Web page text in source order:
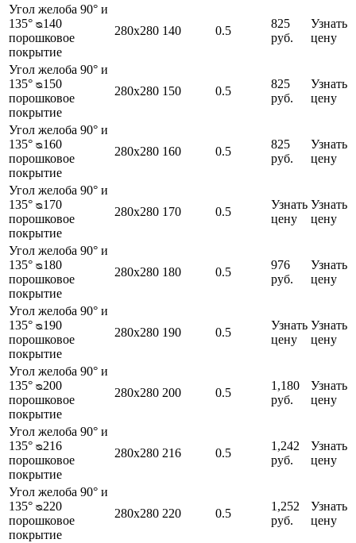
Угол желоба 90° и
135° ᴓ140
порошковое
покрытие
280х280 140 0.5
825
руб.
Узнать
цену
Угол желоба 90° и
135° ᴓ150
порошковое
покрытие
280х280 150 0.5
825
руб.
Узнать
цену
Угол желоба 90° и
135° ᴓ160
порошковое
покрытие
280х280 160 0.5
825
руб.
Узнать
цену
Угол желоба 90° и
135° ᴓ170
порошковое
покрытие
280х280 170 0.5
Узнать
цену
Узнать
цену
Угол желоба 90° и
135° ᴓ180
порошковое
покрытие
280х280 180 0.5
976
руб.
Узнать
цену
Угол желоба 90° и
135° ᴓ190
порошковое
покрытие
280х280 190 0.5
Узнать
цену
Узнать
цену
Угол желоба 90° и
135° ᴓ200
порошковое
покрытие
280х280 200 0.5
1,180
руб.
Узнать
цену
Угол желоба 90° и
135° ᴓ216
порошковое
покрытие
280х280 216 0.5
1,242
руб.
Узнать
цену
Угол желоба 90° и
135° ᴓ220
порошковое
покрытие
280х280 220 0.5
1,252
руб.
Узнать
цену